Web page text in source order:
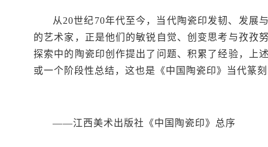
从20世纪70年代至今，当代陶瓷印发韧、发展
的艺术家，正是他们的敏锐自觉、创变思考与孜孜
探索中的陶瓷印创作提出了问题、积累了经验，上
或一个阶段性总结，这也是《中国陶瓷印》当代篆
——江西美术出版社《中国陶瓷印》总序